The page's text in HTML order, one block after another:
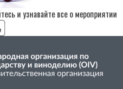
и узнавайте все о мероприятии